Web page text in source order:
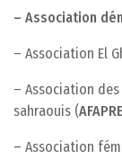
– Association
– Association El
– Association
sahraouis (
– Association